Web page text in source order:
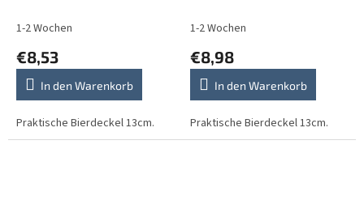
1-2 Wochen
€8,53
In den Warenkorb
Praktische Bierdeckel 13cm.
1-2 Wochen
€8,98
In den Warenkorb
Praktische Bierdeckel 13cm.